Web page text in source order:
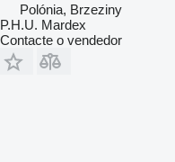
Polónia, Brzeziny
P.H.U. Mardex
Contacte o vendedor